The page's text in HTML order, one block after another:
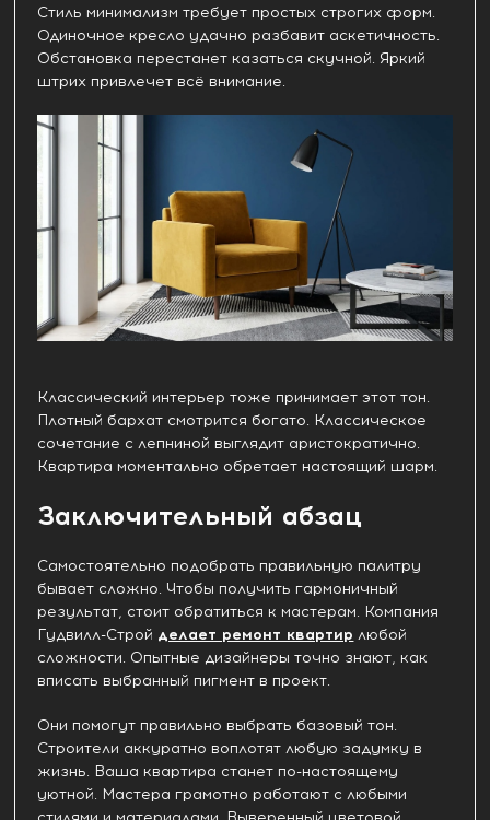
Стиль минимализм требует простых строгих форм.
Одиночное кресло удачно разбавит аскетичность.
Обстановка перестанет казаться скучной. Яркий
штрих привлечет всё внимание.
Классический интерьер тоже принимает этот тон.
Плотный бархат смотрится богато. Классическое
сочетание с лепниной выглядит аристократично.
Квартира моментально обретает настоящий шарм.
Заключительный абзац
Самостоятельно подобрать правильную палитру
бывает сложно. Чтобы получить гармоничный
результат, стоит обратиться к мастерам. Компания
Гудвилл-Строй делает ремонт квартир любой
сложности. Опытные дизайнеры точно знают, как
вписать выбранный пигмент в проект.
Они помогут правильно выбрать базовый тон.
Строители аккуратно воплотят любую задумку в
жизнь. Ваша квартира станет по-настоящему
уютной. Мастера грамотно работают с любыми